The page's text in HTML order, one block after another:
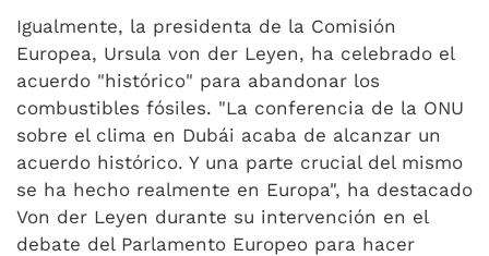
Igualmente, la presidenta de la Comisión
Europea, Ursula von der Leyen, ha celebrado el
acuerdo "histórico" para abandonar los
combustibles fósiles. "La conferencia de la ONU
sobre el clima en Dubái acaba de alcanzar un
acuerdo histórico. Y una parte crucial del mismo
se ha hecho realmente en Europa", ha destacado
Von der Leyen durante su intervención en el
debate del Parlamento Europeo para hacer